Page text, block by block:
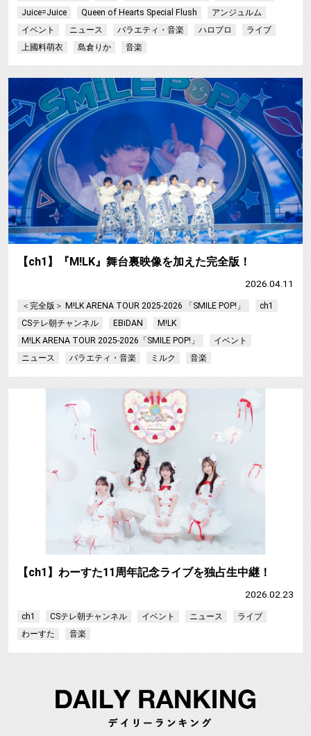
Juice=Juice
Queen of Hearts Special Flush
アンジュルム
イベント
ニュース バラエティ・音楽 ハロプロ
ライブ
上國料萌衣
島倉りか 音楽
【ch1】『M!LK』舞台裏映像を加えた完全版！
2026.04.11
＜完全版＞ M!LK ARENA TOUR 2025-2026 「SMILE POP!」
ch1
CSテレ朝チャンネル
EBiDAN
M!LK
M!LK ARENA TOUR 2025-2026「SMILE POP!」
イベント
ニュース
バラエティ・音楽 ミルク 音楽
【ch1】わーすた11周年記念ライブを独占生中継！
2026.02.23
ch1 CSテレ朝チャンネル イベント ニュース
ライブ
わーすた
音楽